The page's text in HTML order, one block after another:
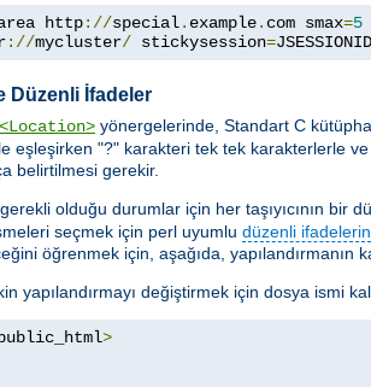
http://special. example. com smax=5
://mycluster/ stickysession=JSESSIONID
Düzenli İfadeler
<Location> yönergelerinde, Standart C
eşleşirken "?" karakteri tek tek karakterlerle
belirtilmesi gerekir.
olduğu durumlar için her taşıyıcının bir
seçmek için perl uyumlu düzenli ifadelerin
öğrenmek için, aşağıda, yapılandırmanın
yapılandırmayı değiştirmek için dosya ismi
>